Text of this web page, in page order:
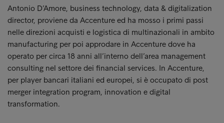
Antonio D’Amore, business technology, data & digitalization
director, proviene da Accenture ed ha mosso i primi passi
nelle direzioni acquisti e logistica di multinazionali in ambito
manufacturing per poi approdare in Accenture dove ha
operato per circa 18 anni all’interno dell’area management
consulting nel settore dei financial services. In Accenture,
per player bancari italiani ed europei, si è occupato di post
merger integration program, innovation e digital
transformation.